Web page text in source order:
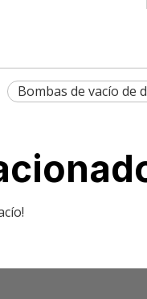
Bombas de vacío de